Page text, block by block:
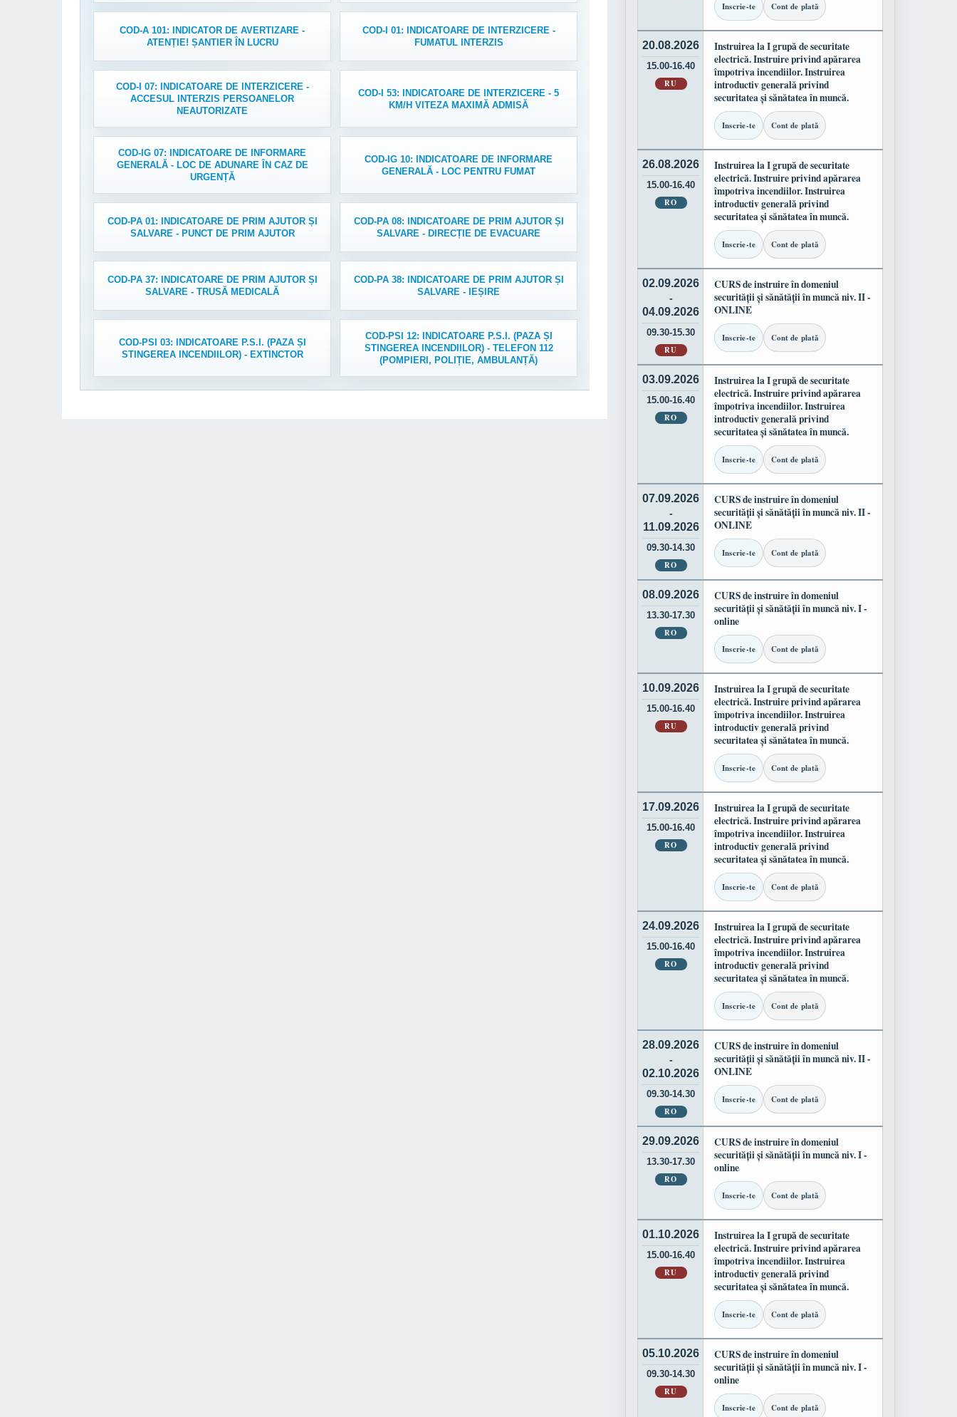
COD-A 101: INDICATOR DE AVERTIZARE -
ATENȚIE! ȘANTIER ÎN LUCRU
COD-I 01: INDICATOARE DE INTERZICERE -
FUMATUL INTERZIS
COD-I 07: INDICATOARE DE INTERZICERE -
ACCESUL INTERZIS PERSOANELOR
NEAUTORIZATE
COD-I 53: INDICATOARE DE INTERZICERE - 5
KM/H VITEZA MAXIMĂ ADMISĂ
COD-IG 07: INDICATOARE DE INFORMARE
GENERALĂ - LOC DE ADUNARE ÎN CAZ DE
URGENȚĂ
COD-IG 10: INDICATOARE DE INFORMARE
GENERALĂ - LOC PENTRU FUMAT
COD-PA 01: INDICATOARE DE PRIM AJUTOR ȘI
SALVARE - PUNCT DE PRIM AJUTOR
COD-PA 08: INDICATOARE DE PRIM AJUTOR ȘI
SALVARE - DIRECȚIE DE EVACUARE
COD-PA 37: INDICATOARE DE PRIM AJUTOR ȘI
SALVARE - TRUSĂ MEDICALĂ
COD-PA 38: INDICATOARE DE PRIM AJUTOR ȘI
SALVARE - IEȘIRE
COD-PSI 03: INDICATOARE P.S.I. (PAZA ȘI
STINGEREA INCENDIILOR) - EXTINCTOR
COD-PSI 12: INDICATOARE P.S.I. (PAZA ȘI
STINGEREA INCENDIILOR) - TELEFON 112
(POMPIERI, POLIȚIE, AMBULANȚĂ)
Inscrie-te Cont de plată
20.08.2026
15.00-16.40
RU
Instruirea la I grupă de securitate
electrică. Instruire privind apărarea
împotriva incendiilor. Instruirea
introductiv generală privind
securitatea și sănătatea în muncă.
Inscrie-te Cont de plată
26.08.2026
15.00-16.40
RO
Instruirea la I grupă de securitate
electrică. Instruire privind apărarea
împotriva incendiilor. Instruirea
introductiv generală privind
securitatea și sănătatea în muncă.
Inscrie-te Cont de plată
02.09.2026
-
04.09.2026
09.30-15.30
RU
CURS de instruire în domeniul
securității și sănătății în muncă niv. II -
ONLINE
Inscrie-te Cont de plată
03.09.2026
15.00-16.40
RO
Instruirea la I grupă de securitate
electrică. Instruire privind apărarea
împotriva incendiilor. Instruirea
introductiv generală privind
securitatea și sănătatea în muncă.
Inscrie-te Cont de plată
07.09.2026
-
11.09.2026
09.30-14.30
RO
CURS de instruire în domeniul
securității și sănătății în muncă niv. II -
ONLINE
Inscrie-te Cont de plată
08.09.2026
13.30-17.30
RO
CURS de instruire în domeniul
securității și sănătății în muncă niv. I -
online
Inscrie-te Cont de plată
10.09.2026
15.00-16.40
RU
Instruirea la I grupă de securitate
electrică. Instruire privind apărarea
împotriva incendiilor. Instruirea
introductiv generală privind
securitatea și sănătatea în muncă.
Inscrie-te Cont de plată
17.09.2026
15.00-16.40
RO
Instruirea la I grupă de securitate
electrică. Instruire privind apărarea
împotriva incendiilor. Instruirea
introductiv generală privind
securitatea și sănătatea în muncă.
Inscrie-te Cont de plată
24.09.2026
15.00-16.40
RO
Instruirea la I grupă de securitate
electrică. Instruire privind apărarea
împotriva incendiilor. Instruirea
introductiv generală privind
securitatea și sănătatea în muncă.
Inscrie-te Cont de plată
28.09.2026
-
02.10.2026
09.30-14.30
RO
CURS de instruire în domeniul
securității și sănătății în muncă niv. II -
ONLINE
Inscrie-te Cont de plată
29.09.2026
13.30-17.30
RO
CURS de instruire în domeniul
securității și sănătății în muncă niv. I -
online
Inscrie-te Cont de plată
01.10.2026
15.00-16.40
RU
Instruirea la I grupă de securitate
electrică. Instruire privind apărarea
împotriva incendiilor. Instruirea
introductiv generală privind
securitatea și sănătatea în muncă.
Inscrie-te Cont de plată
05.10.2026
09.30-14.30
RU
CURS de instruire în domeniul
securității și sănătății în muncă niv. I -
online
Inscrie-te Cont de plată